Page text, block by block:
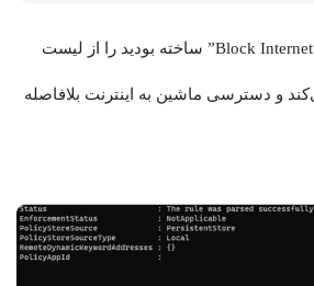
این کد قانونی که با نام “Block Internet” ساخته بودید را از لیست
و دسترسی ماشین به اینترنت بلافاصله